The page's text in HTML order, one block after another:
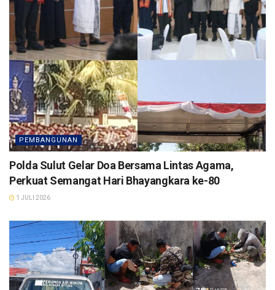
PEMBANGUNAN
Polda Sulut Gelar Doa Bersama Lintas Agama,
Perkuat Semangat Hari Bhayangkara ke-80
1 JULI 2026